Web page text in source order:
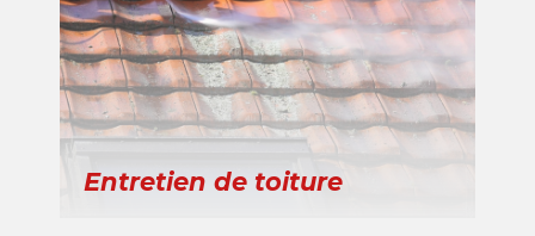
Entretien de toiture